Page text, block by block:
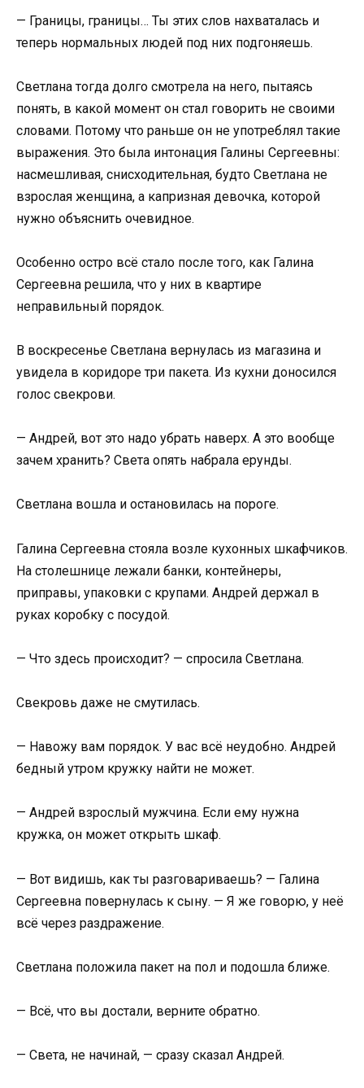
— Границы, границы… Ты этих слов нахваталась и
теперь нормальных людей под них подгоняешь.
Светлана тогда долго смотрела на него, пытаясь
понять, в какой момент он стал говорить не своими
словами. Потому что раньше он не употреблял такие
выражения. Это была интонация Галины Сергеевны:
насмешливая, снисходительная, будто Светлана не
взрослая женщина, а капризная девочка, которой
нужно объяснить очевидное.
Особенно остро всё стало после того, как Галина
Сергеевна решила, что у них в квартире
неправильный порядок.
В воскресенье Светлана вернулась из магазина и
увидела в коридоре три пакета. Из кухни доносился
голос свекрови.
— Андрей, вот это надо убрать наверх. А это вообще
зачем хранить? Света опять набрала ерунды.
Светлана вошла и остановилась на пороге.
Галина Сергеевна стояла возле кухонных шкафчиков.
На столешнице лежали банки, контейнеры,
приправы, упаковки с крупами. Андрей держал в
руках коробку с посудой.
— Что здесь происходит? — спросила Светлана.
Свекровь даже не смутилась.
— Навожу вам порядок. У вас всё неудобно. Андрей
бедный утром кружку найти не может.
— Андрей взрослый мужчина. Если ему нужна
кружка, он может открыть шкаф.
— Вот видишь, как ты разговариваешь? — Галина
Сергеевна повернулась к сыну. — Я же говорю, у неё
всё через раздражение.
Светлана положила пакет на пол и подошла ближе.
— Всё, что вы достали, верните обратно.
— Света, не начинай, — сразу сказал Андрей.